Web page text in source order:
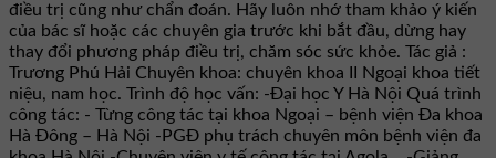
điều trị cũng như chẩn đoán. Hãy luôn nhớ tham khảo ý kiến
của bác sĩ hoặc các chuyên gia trước khi bắt đầu, dừng hay
thay đổi phương pháp điều trị, chăm sóc sức khỏe. Tác giả :
Trương Phú Hải Chuyên khoa: chuyên khoa II Ngoại khoa tiết
niệu, nam học. Trình độ học vấn: -Đại học Y Hà Nội Quá trình
công tác: - Từng công tác tại khoa Ngoại – bệnh viện Đa khoa
Hà Đông – Hà Nội -PGĐ phụ trách chuyên môn bệnh viện đa